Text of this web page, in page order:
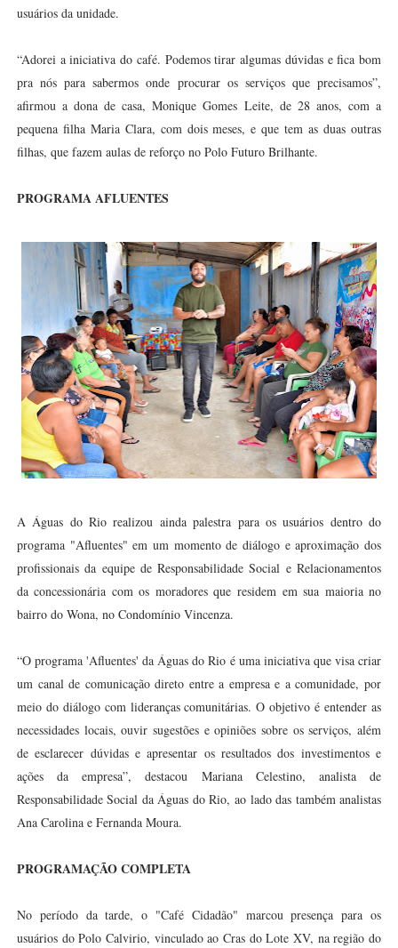
usuários da unidade.
“Adorei a iniciativa do café. Podemos tirar algumas dúvidas e fica bom
pra nós para sabermos onde procurar os serviços que precisamos”,
afirmou a dona de casa, Monique Gomes Leite, de 28 anos, com a
pequena filha Maria Clara, com dois meses, e que tem as duas outras
filhas, que fazem aulas de reforço no Polo Futuro Brilhante.
PROGRAMA AFLUENTES
A Águas do Rio realizou ainda palestra para os usuários dentro do
programa "Afluentes" em um momento de diálogo e aproximação dos
profissionais da equipe de Responsabilidade Social e Relacionamentos
da concessionária com os moradores que residem em sua maioria no
bairro do Wona, no Condomínio Vincenza.
“O programa 'Afluentes' da Águas do Rio é uma iniciativa que visa criar
um canal de comunicação direto entre a empresa e a comunidade, por
meio do diálogo com lideranças comunitárias. O objetivo é entender as
necessidades locais, ouvir sugestões e opiniões sobre os serviços, além
de esclarecer dúvidas e apresentar os resultados dos investimentos e
ações da empresa”, destacou Mariana Celestino, analista de
Responsabilidade Social da Águas do Rio, ao lado das também analistas
Ana Carolina e Fernanda Moura.
PROGRAMAÇÃO COMPLETA
No período da tarde, o "Café Cidadão" marcou presença para os
usuários do Polo Calvirio, vinculado ao Cras do Lote XV, na região do